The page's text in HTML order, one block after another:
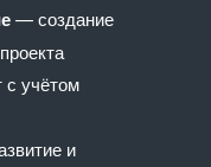
— создание
учётом
и